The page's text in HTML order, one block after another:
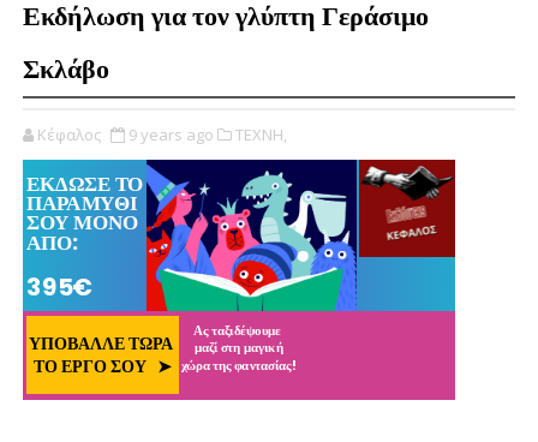
Εκδήλωση για τον γλύπτη Γεράσιμο
Σκλάβο
Κέφαλος 9 years ago ΤΕΧΝΗ,